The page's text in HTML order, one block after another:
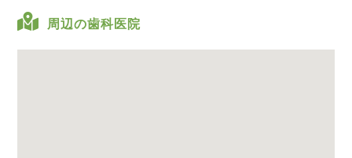
周辺の歯科医院